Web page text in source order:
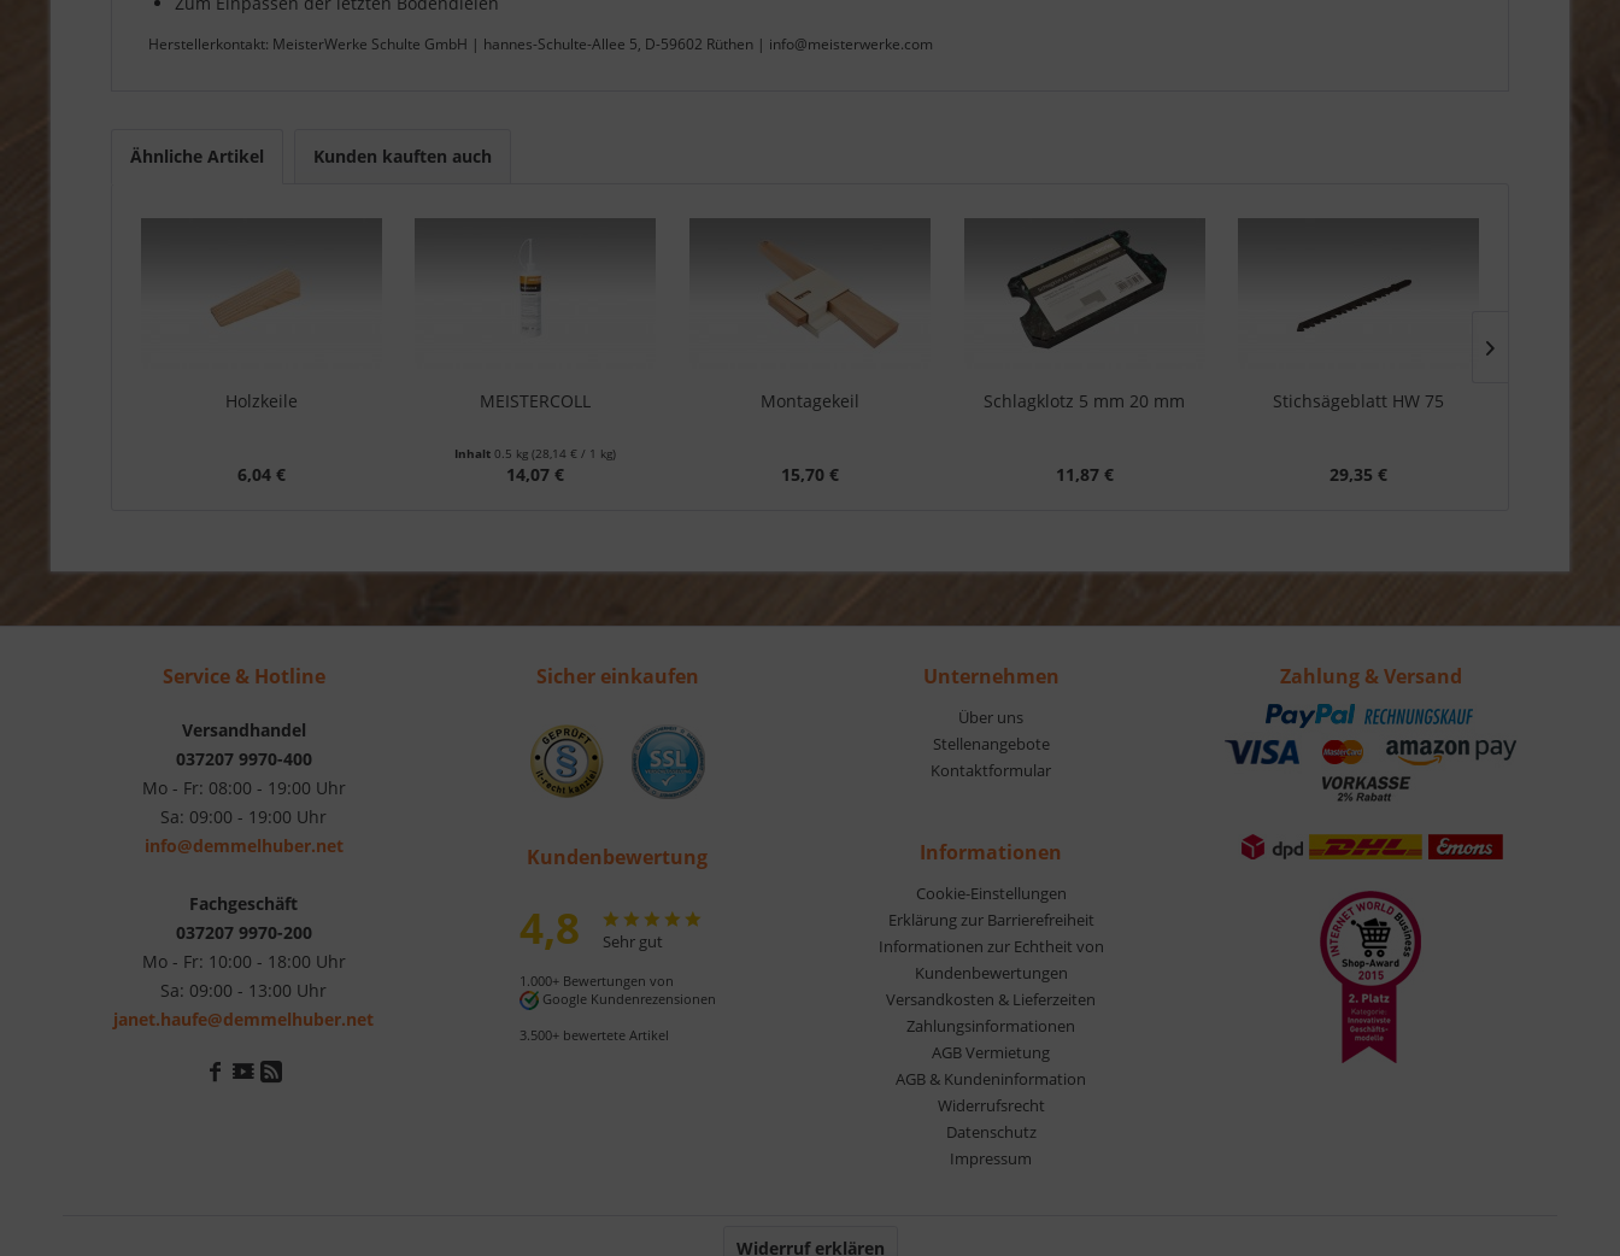
Herstellerkontakt: MeisterWerke Schulte GmbH | hannes-Schulte-Allee 5, D-59602 Rüthen | info@meisterwerke.com
Ähnliche Artikel Kunden kauften auch
Holzkeile
6,04 €
MEISTERCOLL
Inhalt0.5 kg (28,14 € / 1 kg)
14,07 €
Montagekeil
15,70 €
Schlagklotz 5 mm 20 mm
11,87 €
Stichsägeblatt HW 75
29,35 €
Service & Hotline
Versandhandel
037207 9970-400
Mo - Fr: 08:00 - 19:00 Uhr
Sa: 09:00 - 19:00 Uhr
info@demmelhuber.net
Fachgeschäft
037207 9970-200
Mo - Fr: 10:00 - 18:00 Uhr
Sa: 09:00 - 13:00 Uhr
janet.haufe@demmelhuber.net
Sicher einkaufen
Kundenbewertung
4,8 Sehr gut
1.000+ Bewertungen von
Google Kundenrezensionen
3.500+ bewertete Artikel
Unternehmen
Über uns
Stellenangebote
Kontaktformular
Informationen
Cookie-Einstellungen
Erklärung zur Barrierefreiheit
Informationen zur Echtheit von
Kundenbewertungen
Versandkosten & Lieferzeiten
Zahlungsinformationen
AGB Vermietung
AGB & Kundeninformation
Widerrufsrecht
Datenschutz
Impressum
Zahlung & Versand
Widerruf erklären